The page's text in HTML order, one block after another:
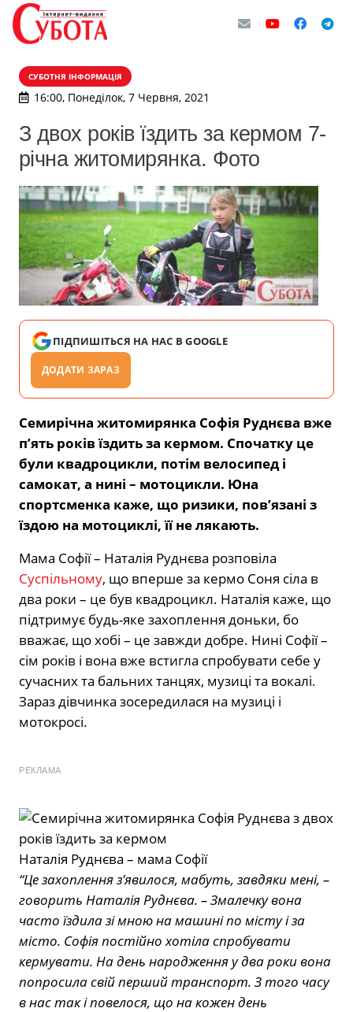
СУБОТНЯ ІНФОРМАЦІЯ
16:00, Понеділок, 7 Червня, 2021
З двох років їздить за кермом 7-
річна житомирянка. Фото
ПІДПИШІТЬСЯ НА НАС В GOOGLE
ДОДАТИ ЗАРАЗ
Семирічна житомирянка Софія Руднєва вже
п’ять років їздить за кермом. Спочатку це
були квадроцикли, потім велосипед і
самокат, а нині – мотоцикли. Юна
спортсменка каже, що ризики, пов’язані з
їздою на мотоциклі, її не лякають.
Мама Софії – Наталія Руднєва розповіла
Суспільному, що вперше за кермо Соня сіла в
два роки – це був квадроцикл. Наталія каже, що
підтримує будь-яке захоплення доньки, бо
вважає, що хобі – це завжди добре. Нині Софії –
сім років і вона вже встигла спробувати себе у
сучасних та бальних танцях, музиці та вокалі.
Зараз дівчинка зосередилася на музиці і
мотокросі.
РЕКЛАМА
Наталія Руднєва – мама Софії
“Це захоплення з’явилося, мабуть, завдяки мені, –
говорить Наталія Руднєва. – Змалечку вона
часто їздила зі мною на машині по місту і за
місто. Софія постійно хотіла спробувати
кермувати. На день народження у два роки вона
попросила свій перший транспорт. З того часу
в нас так і повелося, що на кожен день